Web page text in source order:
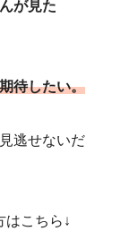
が見た
待したい。
逃せないだ
はこちら↓